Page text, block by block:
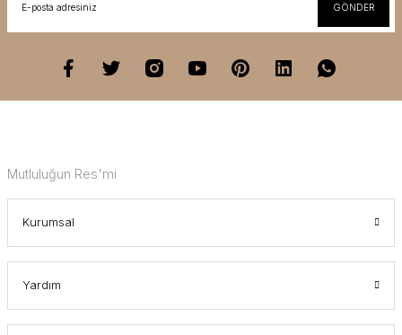
GÖNDER
Mutluluğun Res'mi
Kurumsal
Yardım